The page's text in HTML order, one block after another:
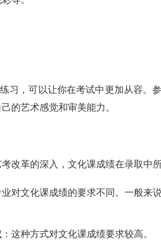
习，可以让你在考试中更加从容。
的艺术感觉和审美能力。
改革的深入，文化课成绩在录取中
业对文化课成绩的要求不同。一般来
：这种方式对文化课成绩要求较高。